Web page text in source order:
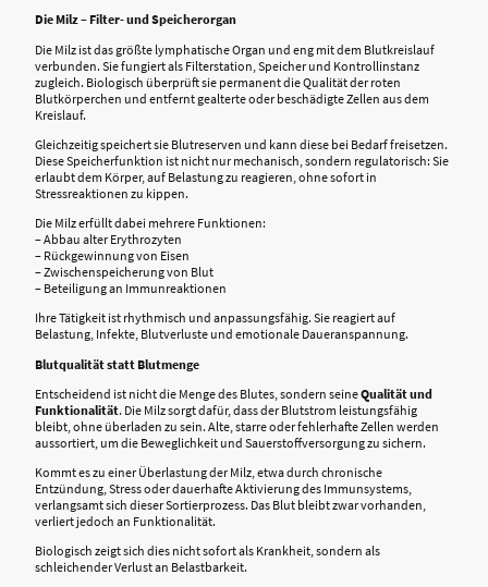
Die Milz – Filter- und Speicherorgan
Die Milz ist das größte lymphatische Organ und eng mit dem Blutkreislauf
verbunden. Sie fungiert als Filterstation, Speicher und Kontrollinstanz
zugleich. Biologisch überprüft sie permanent die Qualität der roten
Blutkörperchen und entfernt gealterte oder beschädigte Zellen aus dem
Kreislauf.
Gleichzeitig speichert sie Blutreserven und kann diese bei Bedarf freisetzen.
Diese Speicherfunktion ist nicht nur mechanisch, sondern regulatorisch: Sie
erlaubt dem Körper, auf Belastung zu reagieren, ohne sofort in
Stressreaktionen zu kippen.
Die Milz erfüllt dabei mehrere Funktionen:
– Abbau alter Erythrozyten
– Rückgewinnung von Eisen
– Zwischenspeicherung von Blut
– Beteiligung an Immunreaktionen
Ihre Tätigkeit ist rhythmisch und anpassungsfähig. Sie reagiert auf
Belastung, Infekte, Blutverluste und emotionale Daueranspannung.
Blutqualität statt Blutmenge
Entscheidend ist nicht die Menge des Blutes, sondern seineQualität und
Funktionalität. Die Milz sorgt dafür, dass der Blutstrom leistungsfähig
bleibt, ohne überladen zu sein. Alte, starre oder fehlerhafte Zellen werden
aussortiert, um die Beweglichkeit und Sauerstoffversorgung zu sichern.
Kommt es zu einer Überlastung der Milz, etwa durch chronische
Entzündung, Stress oder dauerhafte Aktivierung des Immunsystems,
verlangsamt sich dieser Sortierprozess. Das Blut bleibt zwar vorhanden,
verliert jedoch an Funktionalität.
Biologisch zeigt sich dies nicht sofort als Krankheit, sondern als
schleichender Verlust an Belastbarkeit.